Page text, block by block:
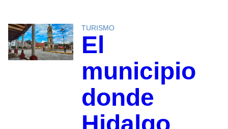
TURISMO
El
municipio
donde